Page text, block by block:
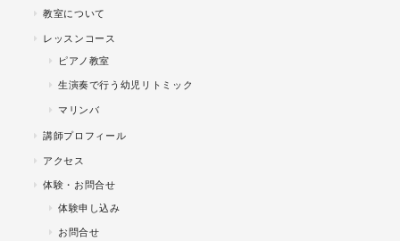
教室について
レッスンコース
ピアノ教室
生演奏で行う幼児リトミック
マリンバ
講師プロフィール
アクセス
体験・お問合せ
体験申し込み
お問合せ